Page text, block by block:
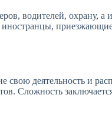
водителей, охрану,
деятельность и
Сложность